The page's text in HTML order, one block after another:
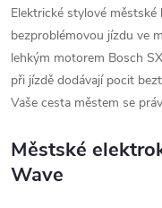
Elektrické stylové
bezproblémovou jízdu ve
lehkým motorem Bosch
při jízdě dodávají pocit
Vaše cesta městem se
Městské
Wave